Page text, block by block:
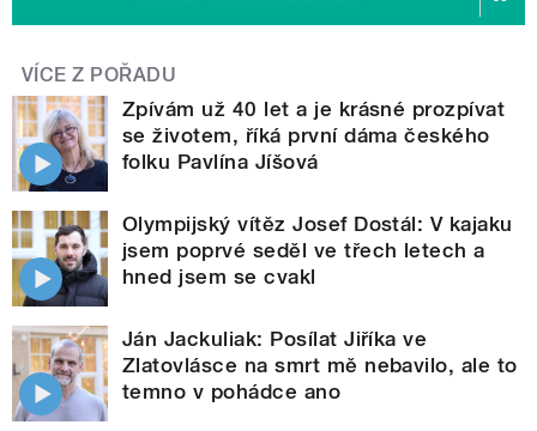
VÍCE Z POŘADU
Zpívám už 40 let a je krásné prozpívat
se životem, říká první dáma českého
folku Pavlína Jíšová
Olympijský vítěz Josef Dostál: V kajaku
jsem poprvé seděl ve třech letech a
hned jsem se cvakl
Ján Jackuliak: Posílat Jiříka ve
Zlatovlásce na smrt mě nebavilo, ale to
temno v pohádce ano